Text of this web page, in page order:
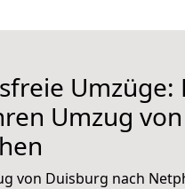
Umzug
von Duisburg nach